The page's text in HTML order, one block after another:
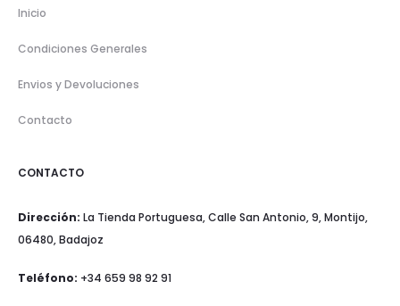
Inicio
Condiciones Generales
Envios y Devoluciones
Contacto
CONTACTO
Dirección: La Tienda Portuguesa, Calle San Antonio, 9, Montijo,
06480, Badajoz
Teléfono: +34 659 98 92 91